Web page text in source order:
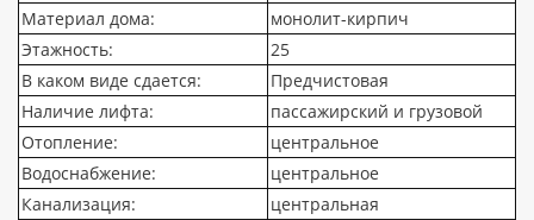
Материал дома:
монолит-кирпич
Этажность:
25
В каком виде сдается:
Предчистовая
Наличие лифта:
пассажирский и грузовой
Отопление:
центральное
Водоснабжение:
центральное
Канализация:
центральная